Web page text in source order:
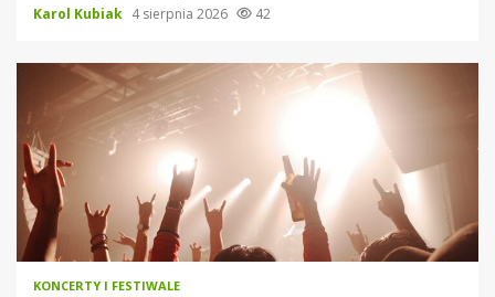
Karol Kubiak 4 sierpnia 2026 42
KONCERTY I FESTIWALE